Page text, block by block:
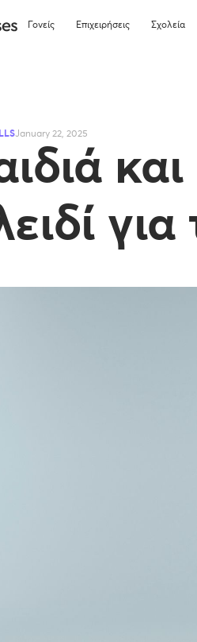
Γονείς Επιχειρήσεις Σχολεία
January 22, 2025